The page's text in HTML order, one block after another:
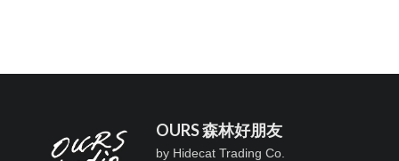
OURS 森林好朋友
by Hidecat Trading Co.